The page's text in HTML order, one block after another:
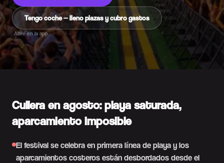
Tengo coche — lleno plazas y cubro gastos
Abre en la app
Cullera en agosto: playa saturada,
aparcamiento imposible
El festival se celebra en primera línea de playa y los
aparcamientos costeros están desbordados desde el